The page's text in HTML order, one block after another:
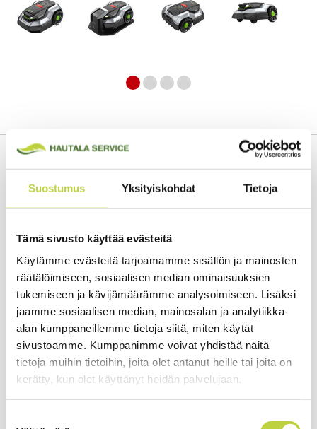
Suostumus Yksityiskohdat Tietoja
Tämä sivusto käyttää evästeitä
Käytämme evästeitä tarjoamamme sisällön ja mainosten
räätälöimiseen, sosiaalisen median ominaisuuksien
tukemiseen ja kävijämäärämme analysoimiseen. Lisäksi
jaamme sosiaalisen median, mainosalan ja analytiikka-
alan kumppaneillemme tietoja siitä, miten käytät
sivustoamme. Kumppanimme voivat yhdistää näitä
tietoja muihin tietoihin, joita olet antanut heille tai joita on
kerätty, kun olet käyttänyt heidän palvelujaan.
Tekniset tiedot
pihallesi. Se mukautuu puutarhasi muotoon, reagoi
lopputuloksen joka päivä.
Sen ytimessä on PATH IQ™, EGOn edistynyt
navigointijärjestelmä, joka yhdistää RTK*-, VSLAM*- ja
VIO*-tekniikat.
Nämä teknologiat toimivat yhdessä kartoittaen ja ohjaten
leikkuria senttitarkalla tarkkuudella, suunnitellen
tehokkaat ja päällekkäisyyksistä vapaat leikkuureitit ilman